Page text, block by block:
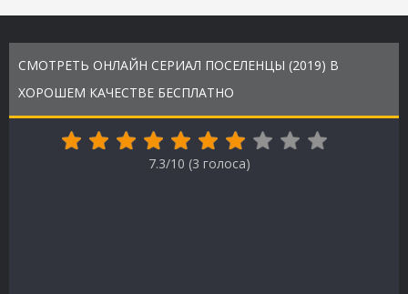
СМОТРЕТЬ ОНЛАЙН СЕРИАЛ ПОСЕЛЕНЦЫ (2019) В
ХОРОШЕМ КАЧЕСТВЕ БЕСПЛАТНО
7.3/10 (3 голоса)